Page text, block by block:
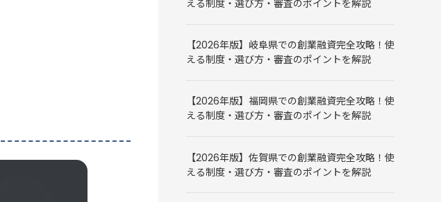
える制度・選び方・審査のポイントを解説
【2026年版】岐阜県での創業融資完全攻略！使
える制度・選び方・審査のポイントを解説
【2026年版】福岡県での創業融資完全攻略！使
える制度・選び方・審査のポイントを解説
【2026年版】佐賀県での創業融資完全攻略！使
える制度・選び方・審査のポイントを解説